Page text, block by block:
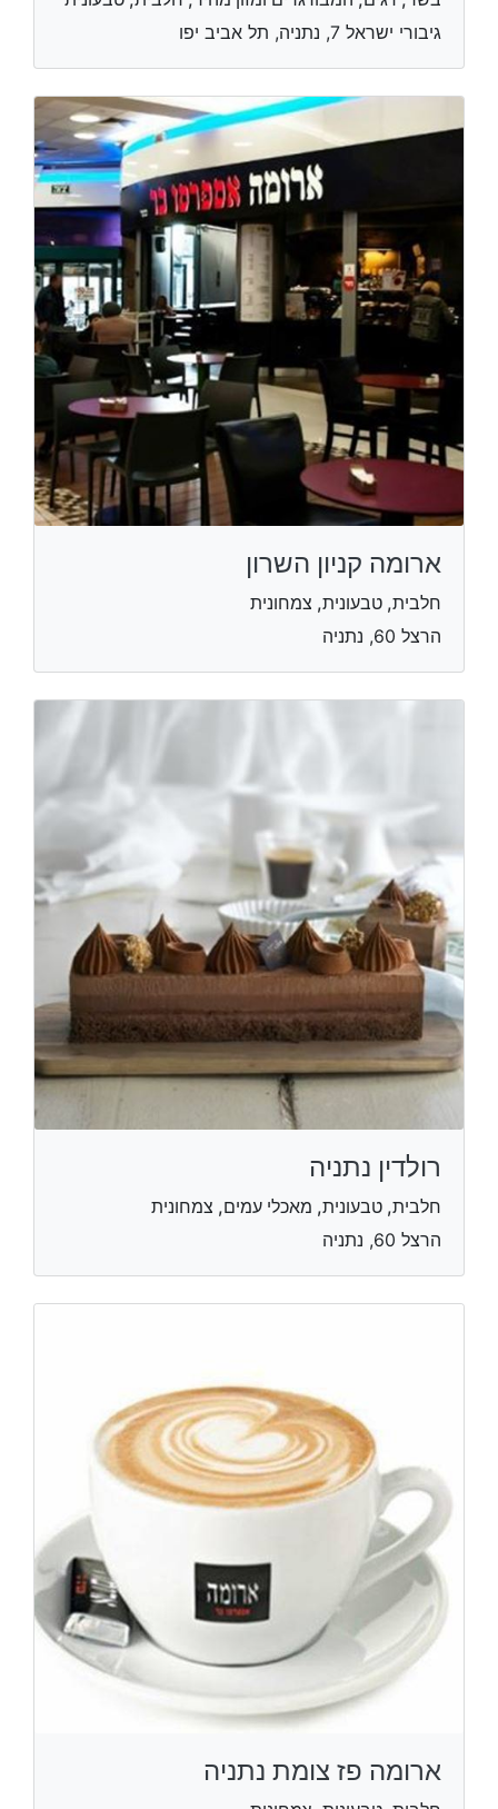
גיבורי ישראל 7, נתניה, תל אביב יפו
ארומה קניון השרון
חלבית, טבעונית, צמחונית
הרצל 60, נתניה
רולדין נתניה
חלבית, טבעונית, מאכלי עמים, צמחונית
הרצל 60, נתניה
ארומה פז צומת נתניה